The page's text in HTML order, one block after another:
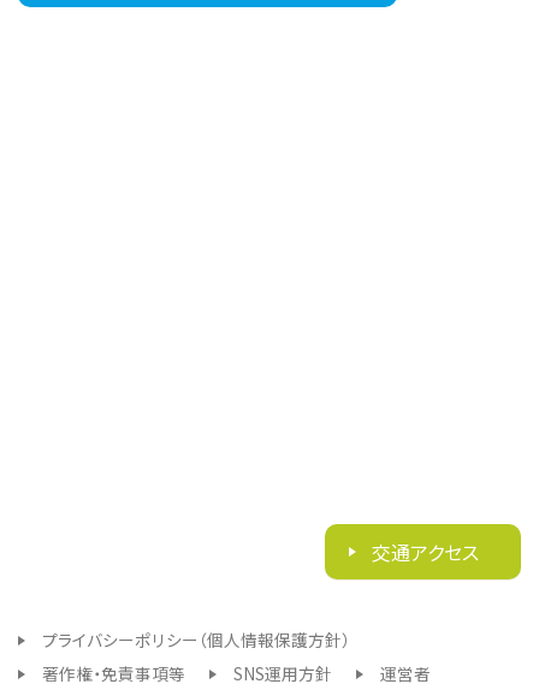
交通アクセス
プライバシーポリシー（個人情報保護方針）
著作権・免責事項等
SNS運用方針 運営者